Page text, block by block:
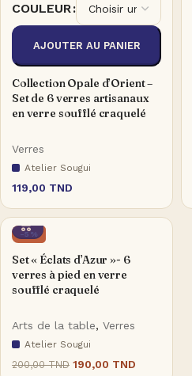
COULEUR
AJOUTER AU PANIER
Collection Opale d’Orient –
Set de 6 verres artisanaux
en verre soufflé craquelé
Verres
Atelier Sougui
119,00 TND
-5%
Set « Éclats d’Azur »- 6
verres à pied en verre
soufflé craquelé
Arts de la table, Verres
Atelier Sougui
200,00TND 190,00 TND